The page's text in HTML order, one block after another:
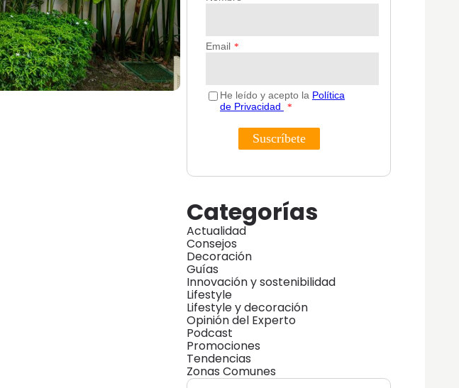
Categorías
Actualidad
Consejos
Decoración
Guías
Innovación y sostenibilidad
Lifestyle
Lifestyle y decoración
Opinión del Experto
Podcast
Promociones
Tendencias
Zonas Comunes